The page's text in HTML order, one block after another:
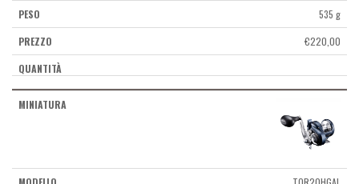
535 g
€220,00